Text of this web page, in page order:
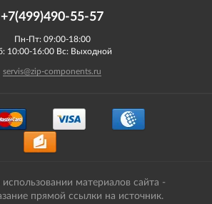
+7(499)490-55-57
Пн-Пт: 09:00-18:00
10:00-16:00 Вс: Выходной
servis@zip-components.ru
материалов сайта -
прямой ссылки на источник.